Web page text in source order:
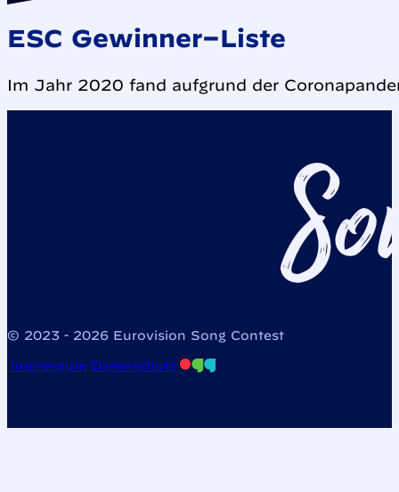
ESC Gewinner–Liste
Im Jahr 2020 fand aufgrund der
© 2023 - 2026 Eurovision Song Contest
Impressum Datenschutz